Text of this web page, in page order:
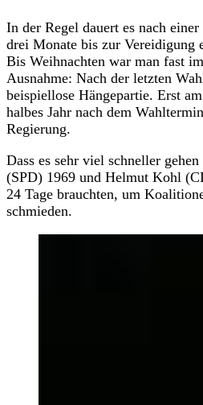
In der Regel dauert es nach
drei Monate bis zur Vereidigung
Bis Weihnachten war man fast
Ausnahme: Nach der letzten
beispiellose Hängepartie. Erst
halbes Jahr nach dem
Regierung.
Dass es sehr viel schneller
(SPD) 1969 und Helmut Kohl
24 Tage brauchten, um
schmieden.